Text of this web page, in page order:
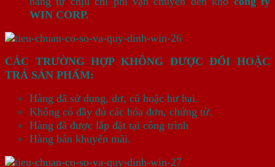
WIN CORP.
CÁC TRƯỜNG HỢP KHÔNG ĐƯỢC ĐỔI HOẶC
TRẢ SẢN PHẨM:
Hàng đã sử dụng, dơ, cũ hoặc hư hại.
Không có đầy đủ các hóa đơn, chứng từ.
Hàng đã được lắp đặt tại công trình
Hàng bán khuyến mãi.